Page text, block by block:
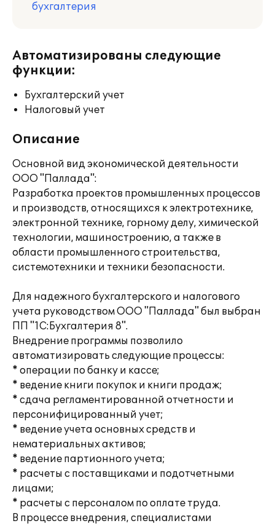
бухгалтерия
Автоматизированы следующие
функции:
Бухгалтерский учет
Налоговый учет
Описание
Основной вид экономической деятельности
ООО "Паллада":
Разработка проектов промышленных процессов
и производств, относящихся к электротехнике,
электронной технике, горному делу, химической
технологии, машиностроению, а также в
области промышленного строительства,
системотехники и техники безопасности.
Для надежного бухгалтерского и налогового
учета руководством ООО "Паллада" был выбран
ПП "1С:Бухгалтерия 8".
Внедрение программы позволило
автоматизировать следующие процессы:
* операции по банку и кассе;
* ведение книги покупок и книги продаж;
* сдача регламентированной отчетности и
персонифицированный учет;
* ведение учета основных средств и
нематериальных активов;
* ведение партионного учета;
* расчеты с поставщиками и подотчетными
лицами;
* расчеты с персоналом по оплате труда.
В процессе внедрения, специалистами